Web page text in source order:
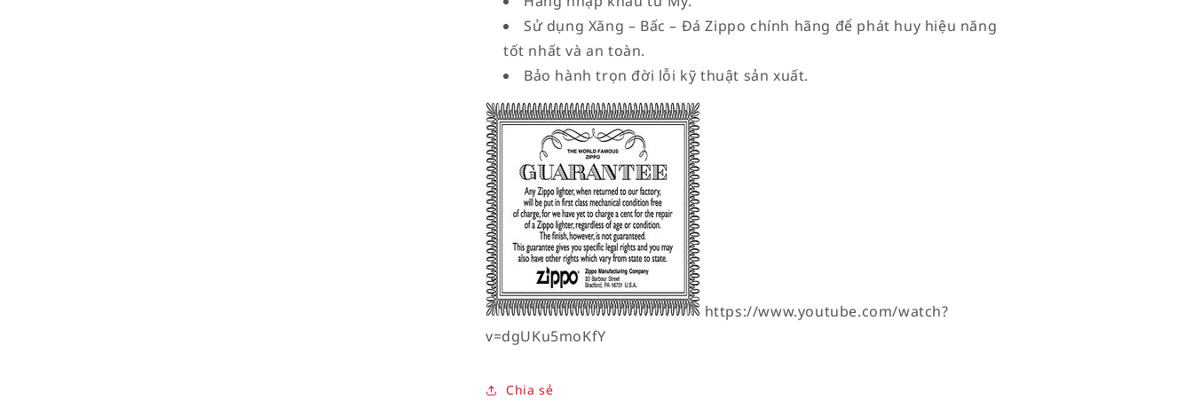
Sử dụng Xăng – Bấc – Đá Zippo chính hãng để phát huy hiệu năng
tốt nhất và an toàn.
Bảo hành trọn đời lỗi kỹ thuật sản xuất.
https://www.youtube.com/watch?
v=dgUKu5moKfY
Chia sẻ